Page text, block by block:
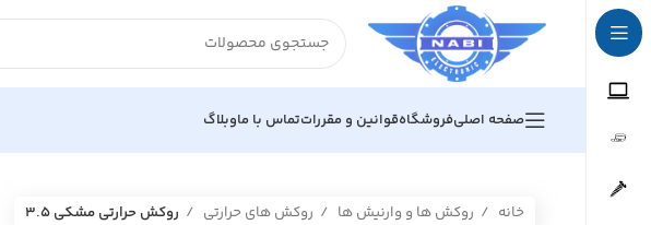
صفحه اصلیفروشگاهقوانین و مقرراتتماس با ماوبلاگ
خانه روکش ها و وارنیش ها روکش های حرارتی روکش حرارتی مشکی ۳.۵